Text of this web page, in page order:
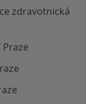
zdravotnická